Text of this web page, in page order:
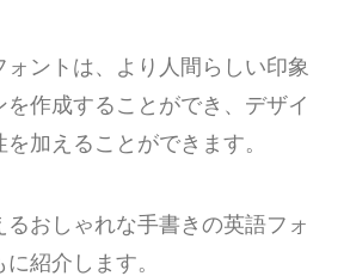
ォントは、より人間らしい印象
を作成することができ、デザイ
加えることができます。
おしゃれな手書きの英語フォ
紹介します。